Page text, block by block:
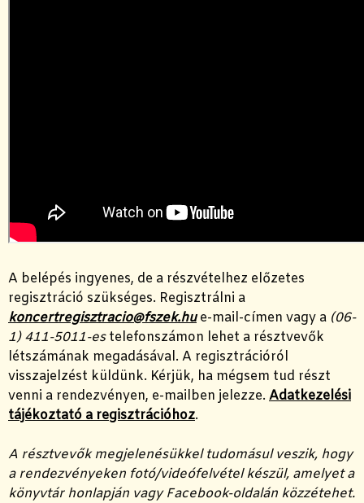
A belépés ingyenes, de a részvételhez előzetes
regisztráció szükséges. Regisztrálni a
koncertregisztracio@fszek.hue-mail-címen vagy a (06-
1) 411-5011-estelefonszámon lehet a résztvevők
létszámának megadásával. A regisztrációról
visszajelzést küldünk. Kérjük, ha mégsem tud részt
venni a rendezvényen, e-mailben jelezze. Adatkezelési
tájékoztató a regisztrációhoz.
A résztvevők megjelenésükkel tudomásul veszik, hogy
a rendezvényeken fotó/videófelvétel készül, amelyet a
könyvtár honlapján vagy Facebook-oldalán közzétehet.